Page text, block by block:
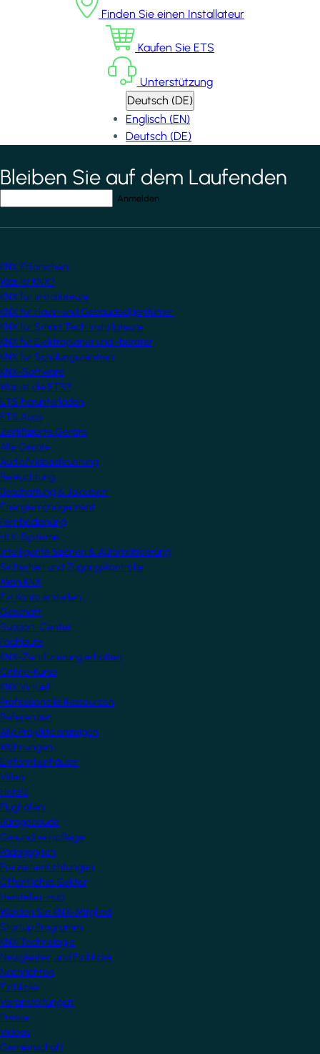
Finden Sie einen Installateur
Kaufen Sie ETS
Unterstützung
Deutsch (DE)
Englisch (EN)
Deutsch (DE)
*indicates required field
Bleiben Sie auf dem Laufenden
KNX Erforschen
Was ist KNX?
KNX für Installateure
KNX für Haus- und Gebäudeeigentümer
KNX für Smart Tech Installateure
KNX für Elektroplaner und -berater
KNX für Schulungszentren
KNX-Software
Was ist die ETS?
ETS herunterladen
ETS Apps
Zertifizierte Geräte
Alle Geräte
Audio/Videosteuerung
Beleuchtung
Beschattung & Jalousien
Energiemanagement
Fernbedienung
HLK-Systeme
Intelligente Szenen & Automatisierung
Sicherheit und Zugangskontrolle
Mein KNX
Ein Konto erstellen
Geschäft
Support-Center
Fachleute
KNX-Zertifizierung erhalten
Online-Kurse
KNX Virtuell
Professionelle Ressourcen
Referenzen
Alle Projekte anzeigen
Wohnungen
Einfamilienhäuser
Villen
Hotels
Flughäfen
Bürogebäude
Gesundheitspflege
Pädagogisch
Freizeiteinrichtungen
Öffentliches Sektor
Hersteller-Hub
Werden Sie KNX-Mitglied
Startup Programm
KNX Technologie
Neuigkeiten und Einblicke
Nachrichten
Einblicke
Veranstaltungen
Presse
Videos
Gemeinschaft